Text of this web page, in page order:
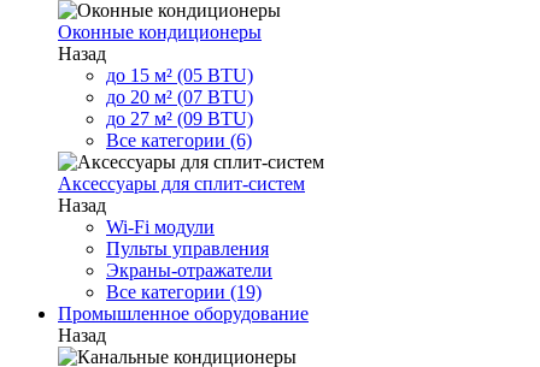
Оконные кондиционеры
Назад
до 15 м² (05 BTU)
до 20 м² (07 BTU)
до 27 м² (09 BTU)
Все категории (6)
Аксессуары для сплит-систем
Назад
Wi-Fi модули
Пульты управления
Экраны-отражатели
Все категории (19)
Промышленное оборудование
Назад